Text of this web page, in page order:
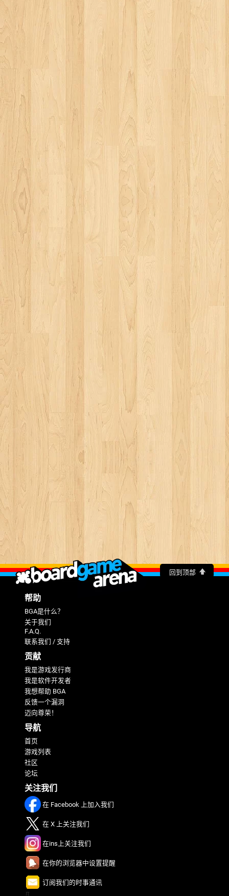
回到顶部
帮助
BGA是什么？
关于我们
F.A.Q.
联系我们 / 支持
贡献
我是游戏发行商
我是软件开发者
我想帮助 BGA
反馈一个漏洞
迈向尊荣！
导航
首页
游戏列表
社区
论坛
关注我们
在 Facebook 上加入我们
在 X 上关注我们
在ins上关注我们
在你的浏览器中设置提醒
订阅我们的时事通讯
π